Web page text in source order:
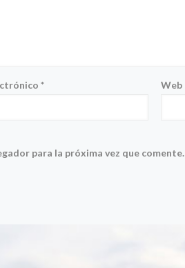
* Web
para la próxima vez que comente.